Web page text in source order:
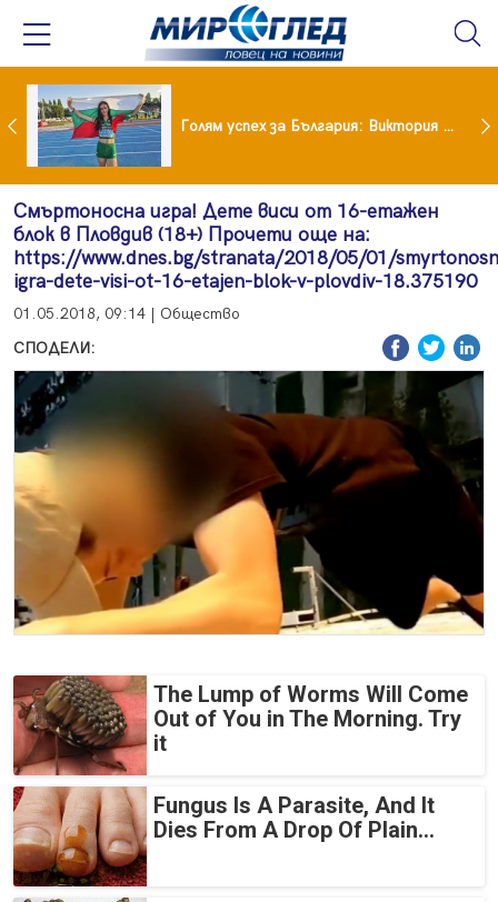
Когато всичко те дразни: тези трикове променят настроението за минути Голям успех за България: Виктория Ангелова грабна световна титла в тройния скок
Смъртоносна игра! Дете виси от 16-етажен
блок в Пловдив (18+) Прочети още на:
https://www.dnes.bg/stranata/2018/05/01/
igra-dete-visi-ot-16-etajen-blok-v-plovdiv-18.375190
01.05.2018, 09:14 | Общество
СПОДЕЛИ:
The Lump of Worms Will Come
Out of You in The Morning. Try
it
Fungus Is A Parasite, And It
Dies From A Drop Of Plain...